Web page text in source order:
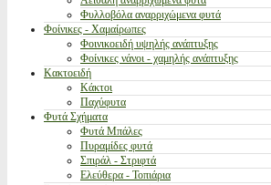
Φυλλοβόλα αναρριχώμενα φυτά
Φοίνικες - Χαμαίρωπες
Φοινικοειδή υψηλής ανάπτυξης
Φοίνικες νάνοι - χαμηλής ανάπτυξης
Κακτοειδή
Κάκτοι
Παχύφυτα
Φυτά Σχήματα
Φυτά Μπάλες
Πυραμίδες φυτά
Σπιράλ - Στριφτά
Ελεύθερα - Τοπιάρια